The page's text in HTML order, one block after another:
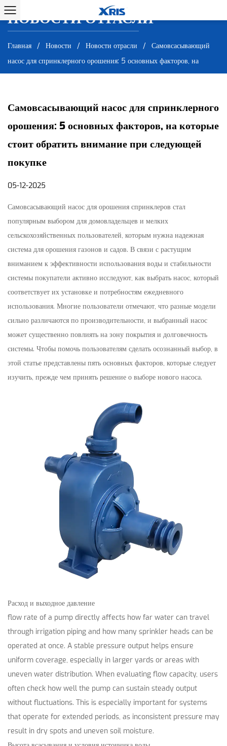
НОВОСТИ ОТРАСЛИ
Главная / Новости / Новости отрасли / Самовсасывающий
насос для спринклерного орошения: 5 основных факторов, на
которые стоит обратить внимание при следующей покупке
Самовсасывающий насос для спринклерного
орошения: 5 основных факторов, на которые
стоит обратить внимание при следующей
покупке
05-12-2025
Самовсасывающий насос для орошения спринклеров стал
популярным выбором для домовладельцев и мелких
сельскохозяйственных пользователей, которым нужна надежная
система для орошения газонов и садов. В связи с растущим
вниманием к эффективности использования воды и стабильности
системы покупатели активно исследуют, как выбрать насос, который
соответствует их установке и потребностям ежедневного
использования. Многие пользователи отмечают, что разные модели
сильно различаются по производительности, и выбранный насос
может существенно повлиять на зону покрытия и долговечность
системы. Чтобы помочь пользователям сделать осознанный выбор, в
этой статье представлены пять основных факторов, которые следует
изучить, прежде чем принять решение о выборе нового насоса.
Расход и выходное давление
flow rate of a pump directly affects how far water can travel
through irrigation piping and how many sprinkler heads can be
operated at once. A stable pressure output helps ensure
uniform coverage, especially in larger yards or areas with
uneven water distribution. When evaluating flow capacity, users
often check how well the pump can sustain steady output
without fluctuations. This is especially important for systems
that operate for extended periods, as inconsistent pressure may
result in dry spots and uneven soil moisture.